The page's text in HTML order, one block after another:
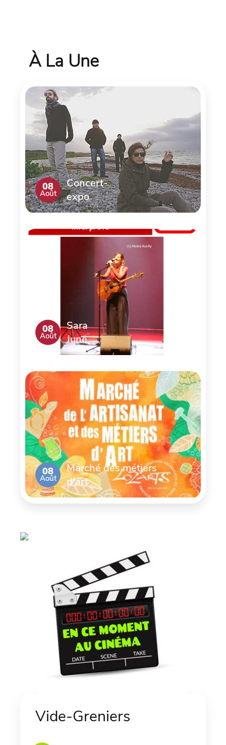
À La Une
08
Août
Concert-
expo
08
Août
Sara
June
08
Août
Marché des métiers
d'art
Vide-Greniers